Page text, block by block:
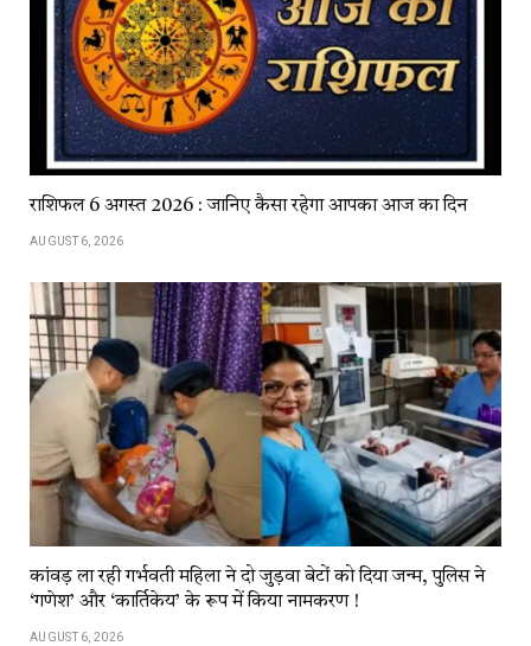
राशिफल 6 अगस्त 2026 : जानिए कैसा रहेगा आपका आज का दिन
AUGUST 6, 2026
कांवड़​​ ला​​ रही​​ गर्भवती महिला ने दो जुड़वा बेटों को दिया जन्म, पुलिस ने
‘गणेश’ और ‘कार्तिकेय’ के रूप में किया नामकरण !
AUGUST 6, 2026